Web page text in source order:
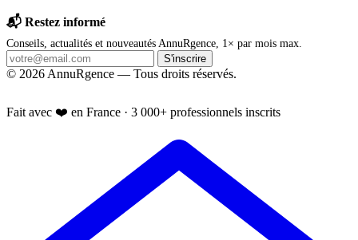
📬 Restez informé
Conseils, actualités et nouveautés AnnuRgence, 1× par mois max.
S'inscrire
© 2026 AnnuRgence — Tous droits réservés.
Fait avec ❤️ en France · 3 000+ professionnels inscrits